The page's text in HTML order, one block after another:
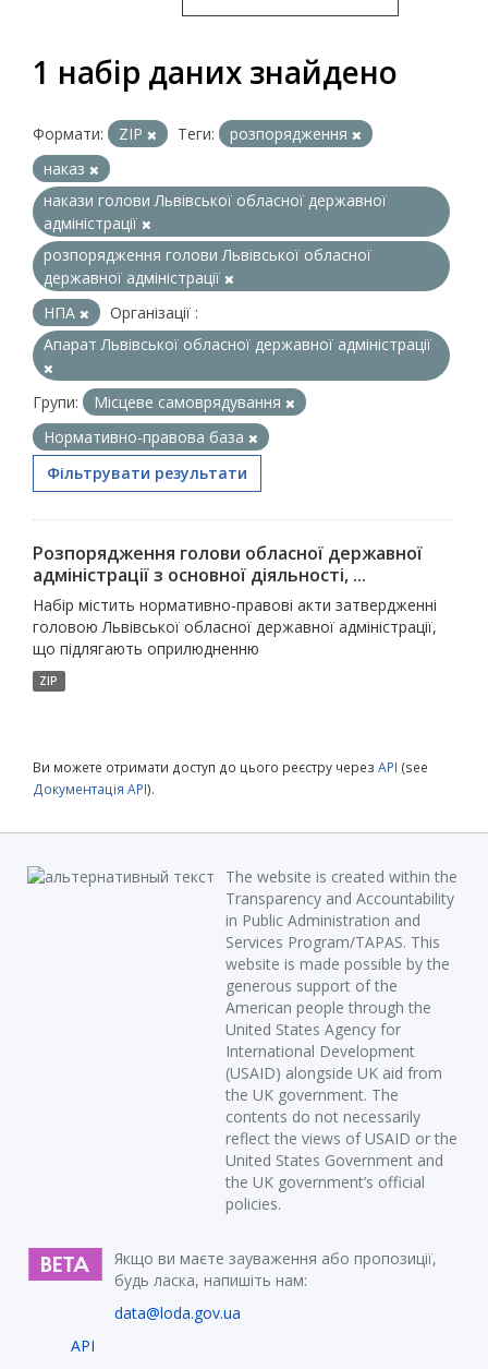
1 набір даних знайдено
Формати: ZIP Теги:
розпорядження
наказ
накази голови Львівської обласної державної
адміністрації
розпорядження голови Львівської обласної
державної адміністрації
НПА
Організації :
Апарат Львівської обласної державної адміністрації
Групи:
Місцеве самоврядування
Нормативно-правова база
Фільтрувати результати
Розпорядження голови обласної державної
адміністрації з основної діяльності, ...
Набір містить нормативно-правові акти затвердженні
головою Львівської обласної державної адміністрації,
що підлягають оприлюдненню
ZIP
Ви можете отримати доступ до цього реєстру через API (see
Документація API).
The website is created within the
Transparency and Accountability
in Public Administration and
Services Program/TAPAS. This
website is made possible by the
generous support of the
American people through the
United States Agency for
International Development
(USAID) alongside UK aid from
the UK government. The
contents do not necessarily
reflect the views of USAID or the
United States Government and
the UK government’s official
policies.
Якщо ви маєте зауваження або пропозиції,
будь ласка, напишіть нам:
data@loda.gov.ua
API